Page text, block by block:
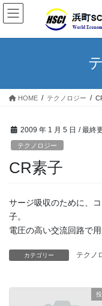
HOME テクノロジー
2009 年 1 月 5 日 / 最終
テクノロジー
CR素子
サージ吸収のために、
子。
電圧の高い交流回路で
カテゴリー テクノ